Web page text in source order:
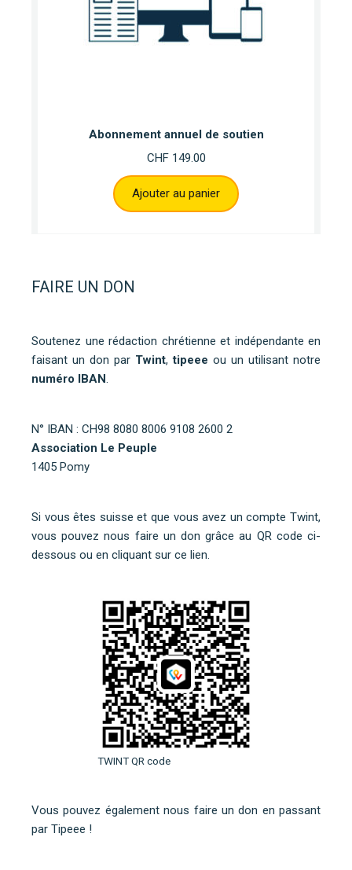
Abonnement annuel de soutien
CHF149.00
Ajouter au panier
FAIRE UN DON
Soutenez une rédaction chrétienne et indépendante en
faisant un don par Twint,tipeee ou un utilisant notre
numéro IBAN.
N° IBAN : CH98 8080 8006 9108 2600 2
Association Le Peuple
1405 Pomy
Si vous êtes suisse et que vous avez un compte Twint,
vous pouvez nous faire un don grâce au QR code ci-
dessous ou en cliquant sur ce lien.
TWINT QR code
Vous pouvez également nous faire un don en passant
par Tipeee !